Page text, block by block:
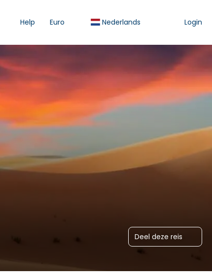
Help Euro Nederlands Login
Deel deze reis